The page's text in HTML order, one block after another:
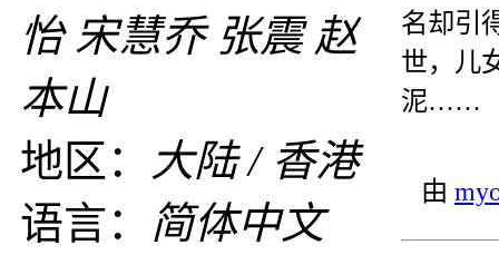
名却引
世，儿
泥……
由
怡 宋慧乔 张震 赵
本山
地区：
大陆 / 香港
语言： 简体中文